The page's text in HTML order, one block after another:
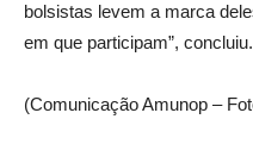
bolsistas levem a marca
em que participam”, concluiu.
(Comunicação Amunop –